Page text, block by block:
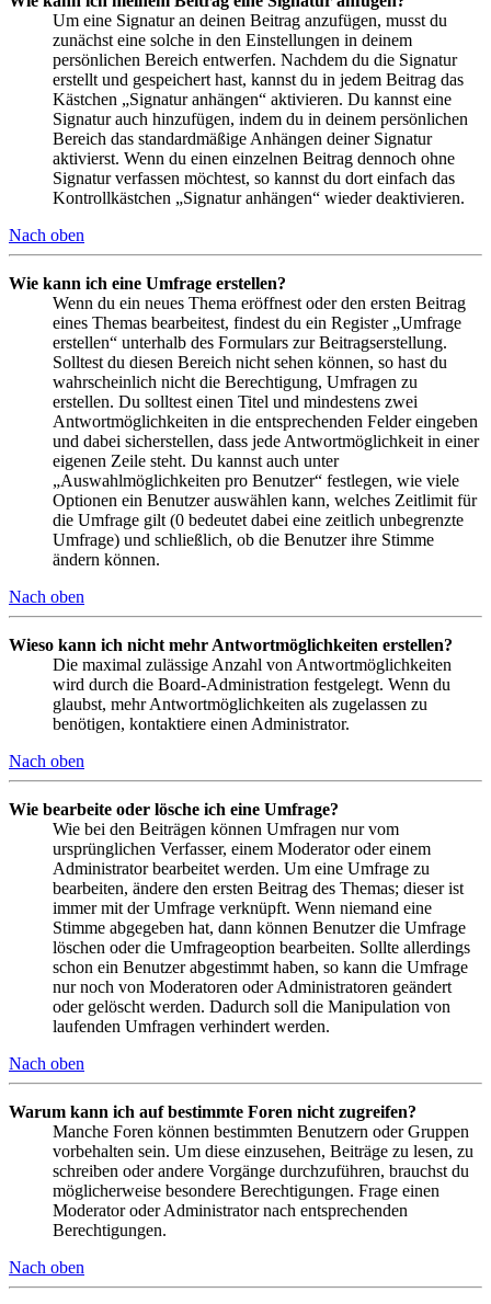
Um eine Signatur an deinen Beitrag anzufügen, musst du
zunächst eine solche in den Einstellungen in deinem
persönlichen Bereich entwerfen. Nachdem du die Signatur
erstellt und gespeichert hast, kannst du in jedem Beitrag das
Kästchen „Signatur anhängen“ aktivieren. Du kannst eine
Signatur auch hinzufügen, indem du in deinem persönlichen
Bereich das standardmäßige Anhängen deiner Signatur
aktivierst. Wenn du einen einzelnen Beitrag dennoch ohne
Signatur verfassen möchtest, so kannst du dort einfach das
Kontrollkästchen „Signatur anhängen“ wieder deaktivieren.
Nach oben
Wie kann ich eine Umfrage erstellen?
Wenn du ein neues Thema eröffnest oder den ersten Beitrag
eines Themas bearbeitest, findest du ein Register „Umfrage
erstellen“ unterhalb des Formulars zur Beitragserstellung.
Solltest du diesen Bereich nicht sehen können, so hast du
wahrscheinlich nicht die Berechtigung, Umfragen zu
erstellen. Du solltest einen Titel und mindestens zwei
Antwortmöglichkeiten in die entsprechenden Felder eingeben
und dabei sicherstellen, dass jede Antwortmöglichkeit in einer
eigenen Zeile steht. Du kannst auch unter
„Auswahlmöglichkeiten pro Benutzer“ festlegen, wie viele
Optionen ein Benutzer auswählen kann, welches Zeitlimit für
die Umfrage gilt (0 bedeutet dabei eine zeitlich unbegrenzte
Umfrage) und schließlich, ob die Benutzer ihre Stimme
ändern können.
Nach oben
Wieso kann ich nicht mehr Antwortmöglichkeiten erstellen?
Die maximal zulässige Anzahl von Antwortmöglichkeiten
wird durch die Board-Administration festgelegt. Wenn du
glaubst, mehr Antwortmöglichkeiten als zugelassen zu
benötigen, kontaktiere einen Administrator.
Nach oben
Wie bearbeite oder lösche ich eine Umfrage?
Wie bei den Beiträgen können Umfragen nur vom
ursprünglichen Verfasser, einem Moderator oder einem
Administrator bearbeitet werden. Um eine Umfrage zu
bearbeiten, ändere den ersten Beitrag des Themas; dieser ist
immer mit der Umfrage verknüpft. Wenn niemand eine
Stimme abgegeben hat, dann können Benutzer die Umfrage
löschen oder die Umfrageoption bearbeiten. Sollte allerdings
schon ein Benutzer abgestimmt haben, so kann die Umfrage
nur noch von Moderatoren oder Administratoren geändert
oder gelöscht werden. Dadurch soll die Manipulation von
laufenden Umfragen verhindert werden.
Nach oben
Warum kann ich auf bestimmte Foren nicht zugreifen?
Manche Foren können bestimmten Benutzern oder Gruppen
vorbehalten sein. Um diese einzusehen, Beiträge zu lesen, zu
schreiben oder andere Vorgänge durchzuführen, brauchst du
möglicherweise besondere Berechtigungen. Frage einen
Moderator oder Administrator nach entsprechenden
Berechtigungen.
Nach oben